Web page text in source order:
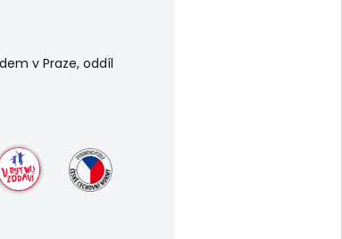
v Praze, oddíl